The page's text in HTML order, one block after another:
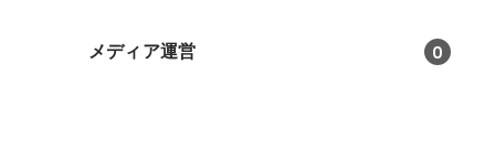
メディア運営 0